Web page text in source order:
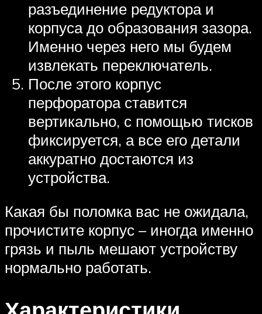
разъединение редуктора и
корпуса до образования зазора.
Именно через него мы будем
извлекать переключатель.
После этого корпус
перфоратора ставится
вертикально, с помощью тисков
фиксируется, а все его детали
аккуратно достаются из
устройства.
Какая бы поломка вас не ожидала,
прочистите корпус – иногда именно
грязь и пыль мешают устройству
нормально работать.